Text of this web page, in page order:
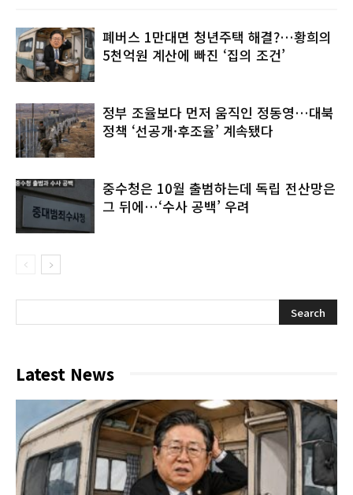
폐버스 1만대면 청년주택 해결?…황희의
5천억원 계산에 빠진 ‘집의 조건’
정부 조율보다 먼저 움직인 정동영…대북
정책 ‘선공개·후조율’ 계속됐다
중수청은 10월 출범하는데 독립 전산망은
그 뒤에…‘수사 공백’ 우려
Latest News